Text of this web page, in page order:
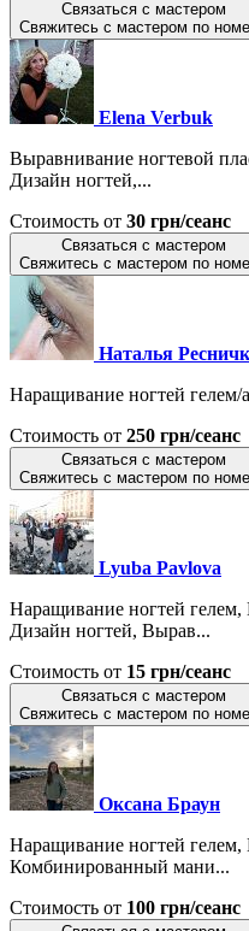
Связаться с мастером
Свяжитесь с мастером по
Elena Verbuk
Выравнивание ногтевой
Дизайн ногтей,...
Стоимость от 30 грн/сеанс
Связаться с мастером
Свяжитесь с мастером по
Наталья
Наращивание ногтей
Стоимость от 250 грн/сеанс
Связаться с мастером
Свяжитесь с мастером по
Lyuba Pavlova
Наращивание ногтей
Дизайн ногтей, Вырав...
Стоимость от 15 грн/сеанс
Связаться с мастером
Свяжитесь с мастером по
Оксана Браун
Наращивание ногтей
Комбинированный мани...
Стоимость от 100 грн/сеанс